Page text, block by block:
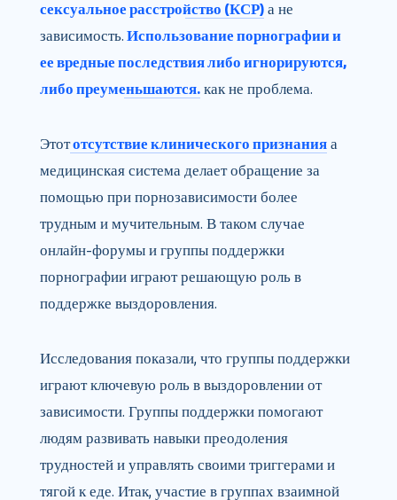
сексуальное расстройство (КСР)а не
зависимость. Использование порнографии и
ее вредные последствия либо игнорируются,
либо преуменьшаются.как не проблема.
Этототсутствие клинического признанияа
медицинская система делает обращение за
помощью при порнозависимости более
трудным и мучительным. В таком случае
онлайн-форумы и группы поддержки
порнографии играют решающую роль в
поддержке выздоровления.
Исследования показали, что группы поддержки
играют ключевую роль в выздоровлении от
зависимости. Группы поддержки помогают
людям развивать навыки преодоления
трудностей и управлять своими триггерами и
тягой к еде. Итак, участие в группах взаимной